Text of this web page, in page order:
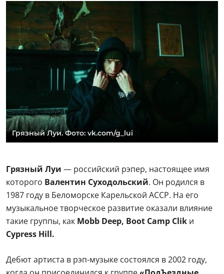
Грязный Луи. Фото: vk.com/g_lui
Грязный Луи — российский рэпер, настоящее имя
которого Валентин Суходольский. Он родился в
1987 году в Беломорске Карельской АССР. На его
музыкальное творческое развитие оказали влияние
такие группы, как Mobb Deep, Boot Camp Clik и
Cypress Hill.
Дебют артиста в рэп-музыке состоялся в 2002 году,